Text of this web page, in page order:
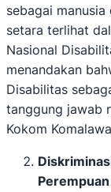
sebagai
setara terlihat
Nasional
menandakan
Disabilitas
tanggung jawab
Kokom
Perempuan